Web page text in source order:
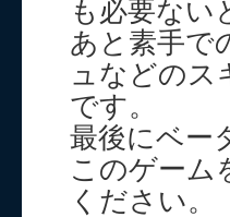
も必要ない
あと素手で
ュなどのス
です。
最後にベー
このゲーム
ください。